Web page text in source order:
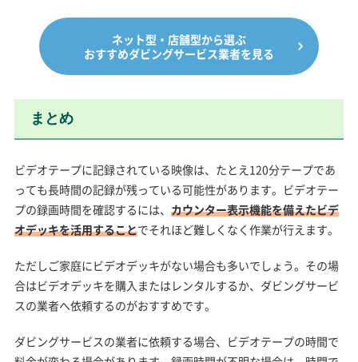
ネット型・店舗型から選ぶ
おすすめダビングサービス業者を見る
まとめ
ビデオテープに記録されている映像は、たとえ120分テープであ
っても長時間の記録が残っている可能性があります。ビデオテー
プの録画時間を確認するには、 カウンター表示機能を備えたビデ
オデッキを活用することでそれほど難しくなく作業が行えます。
ただしご家庭にビデオデッキがない場合も多いでしょう。その場
合はビデオデッキを購入またはレンタルするか、ダビングサービ
スの業者へ依頼するのがおすすめです。
ダビングサービスの業者に依頼する場合、ビデオテープの時間で